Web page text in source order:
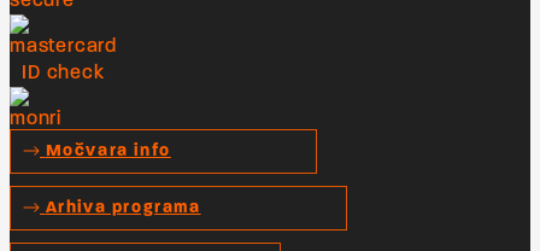
Močvara info
Arhiva programa